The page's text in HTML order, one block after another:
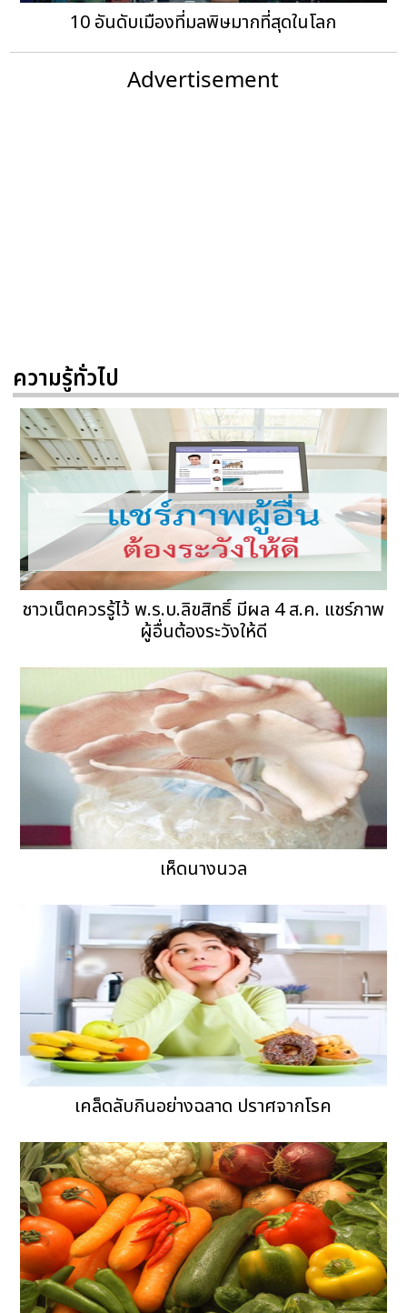
10 อันดับเมืองที่มลพิษมากที่สุดในโลก
Advertisement
ความรู้ทั่วไป
ชาวเน็ตควรรู้ไว้ พ.ร.บ.ลิขสิทธิ์ มีผล 4 ส.ค. แชร์ภาพ
ผู้อื่นต้องระวังให้ดี
เห็ดนางนวล
เคล็ดลับกินอย่างฉลาด ปราศจากโรค